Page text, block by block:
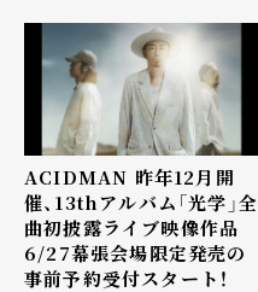
ACIDMAN 昨年12月開
催、13thアルバム「光学」全
曲初披露ライブ映像作品
6/27幕張会場限定発売の
事前予約受付スタート！